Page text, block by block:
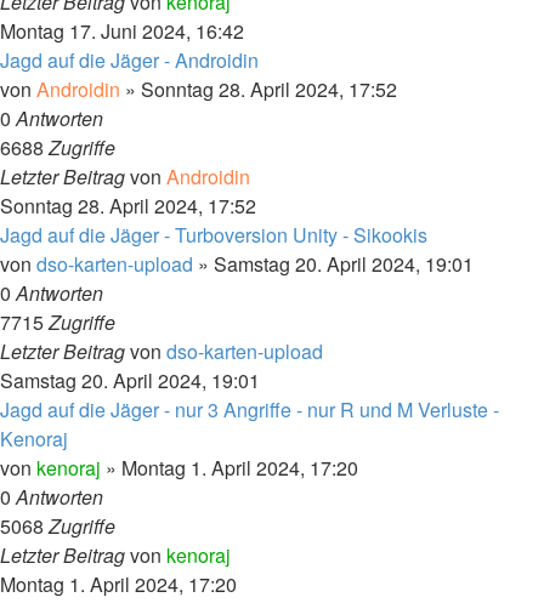
Montag 17. Juni 2024, 16:42
Jagd auf die Jäger - Androidin
von Androidin » Sonntag 28. April 2024, 17:52
0Antworten
6688Zugriffe
Letzter Beitragvon Androidin
Sonntag 28. April 2024, 17:52
Jagd auf die Jäger - Turboversion Unity - Sikookis
von dso-karten-upload » Samstag 20. April 2024, 19:01
0Antworten
7715Zugriffe
Letzter Beitragvon dso-karten-upload
Samstag 20. April 2024, 19:01
Jagd auf die Jäger - nur 3 Angriffe - nur R und M Verluste -
Kenoraj
von kenoraj » Montag 1. April 2024, 17:20
0Antworten
5068Zugriffe
Letzter Beitragvon kenoraj
Montag 1. April 2024, 17:20